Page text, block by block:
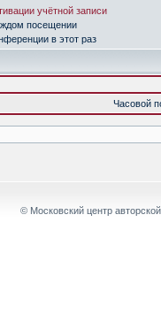
учётной записи
посещении
в этот раз
Часовой
© Московский центр